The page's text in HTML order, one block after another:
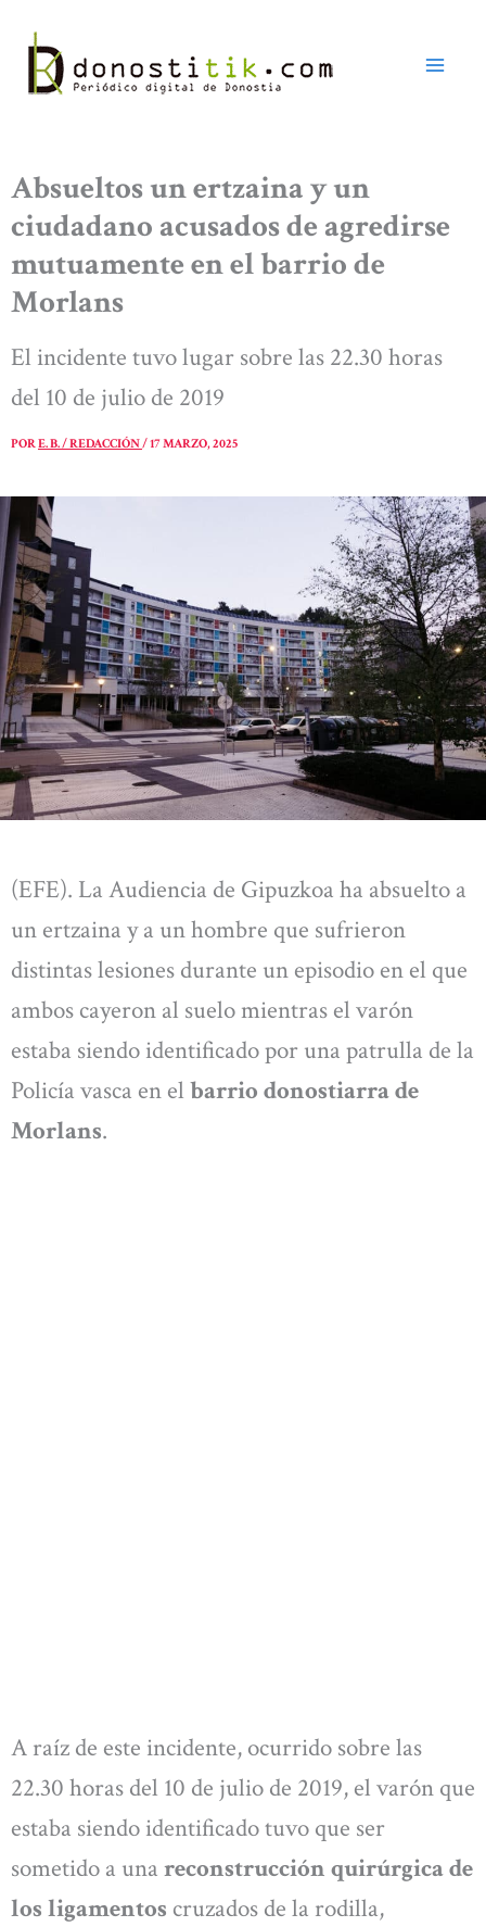
contenido
Absueltos un ertzaina y un
ciudadano acusados de agredirse
mutuamente en el barrio de
Morlans
El incidente tuvo lugar sobre las 22.30 horas
del 10 de julio de 2019
PORE. B. / REDACCIÓN/17 MARZO, 2025
(EFE). La Audiencia de Gipuzkoa ha absuelto a
un ertzaina y a un hombre que sufrieron
distintas lesiones durante un episodio en el que
ambos cayeron al suelo mientras el varón
estaba siendo identificado por una patrulla de la
Policía vasca en el barrio donostiarra de
Morlans.
A raíz de este incidente, ocurrido sobre las
22.30 horas del 10 de julio de 2019, el varón que
estaba siendo identificado tuvo que ser
sometido a una reconstrucción quirúrgica de
los ligamentos cruzados de la rodilla,